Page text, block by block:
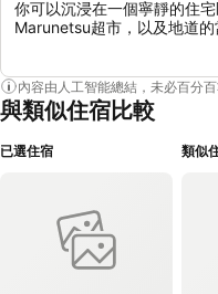
你可以沉浸在一個寧靜的住
Marunetsu超市，以及地道的
內容由人工智能總結，未必百分百
與類似住宿比較
已選住宿 類似